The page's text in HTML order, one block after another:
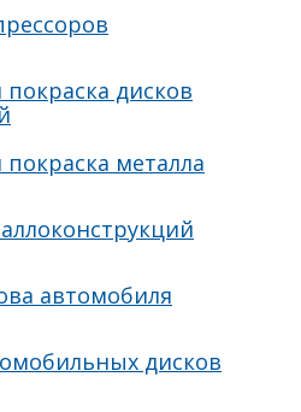
дисков
металла
автомобиля
дисков